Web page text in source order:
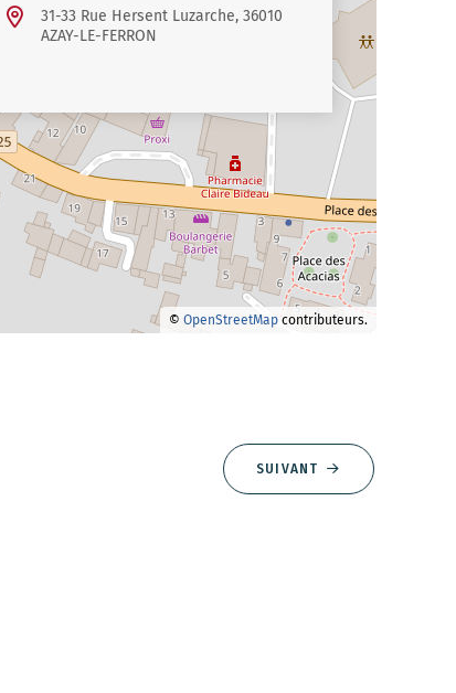
© OpenStreetMapcontributeurs.
31-33 Rue Hersent Luzarche, 36010
AZAY-LE-FERRON
SUIVANT